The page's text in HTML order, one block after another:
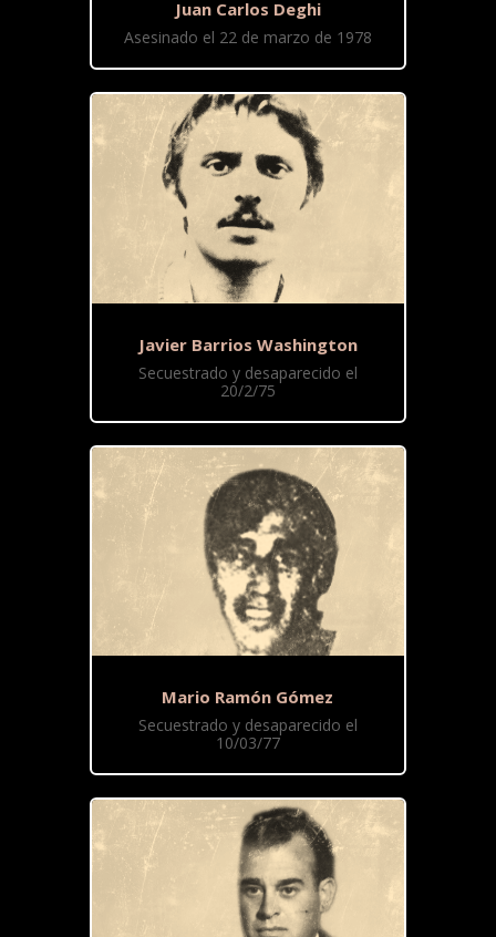
Juan Carlos Deghi
Asesinado el 22 de marzo de 1978
Javier Barrios Washington
Secuestrado y desaparecido el
20/2/75
Mario Ramón Gómez
Secuestrado y desaparecido el
10/03/77